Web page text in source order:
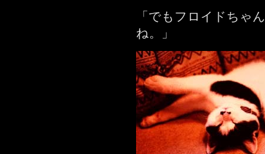
「でもフロイドちゃ
ね。」